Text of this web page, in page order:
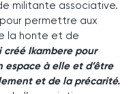
militante associative.
pour permettre aux
la honte et de
créé Ikambere pour
espace à elle et d’être
et de la précarité.